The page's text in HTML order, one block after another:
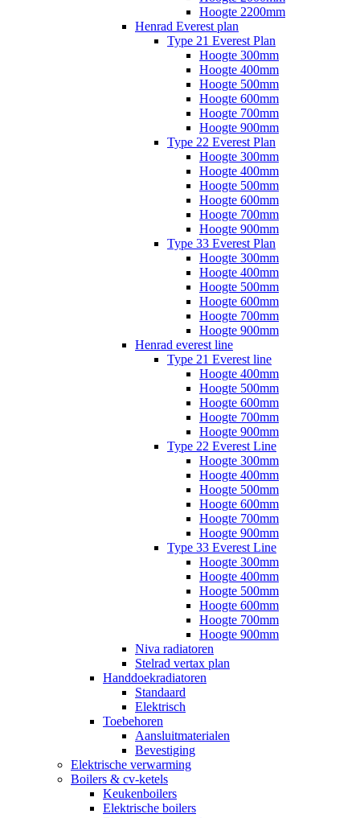
Hoogte 2200mm
Henrad Everest plan
Type 21 Everest Plan
Hoogte 300mm
Hoogte 400mm
Hoogte 500mm
Hoogte 600mm
Hoogte 700mm
Hoogte 900mm
Type 22 Everest Plan
Hoogte 300mm
Hoogte 400mm
Hoogte 500mm
Hoogte 600mm
Hoogte 700mm
Hoogte 900mm
Type 33 Everest Plan
Hoogte 300mm
Hoogte 400mm
Hoogte 500mm
Hoogte 600mm
Hoogte 700mm
Hoogte 900mm
Henrad everest line
Type 21 Everest line
Hoogte 400mm
Hoogte 500mm
Hoogte 600mm
Hoogte 700mm
Hoogte 900mm
Type 22 Everest Line
Hoogte 300mm
Hoogte 400mm
Hoogte 500mm
Hoogte 600mm
Hoogte 700mm
Hoogte 900mm
Type 33 Everest Line
Hoogte 300mm
Hoogte 400mm
Hoogte 500mm
Hoogte 600mm
Hoogte 700mm
Hoogte 900mm
Niva radiatoren
Stelrad vertax plan
Handdoekradiatoren
Standaard
Elektrisch
Toebehoren
Aansluitmaterialen
Bevestiging
Elektrische verwarming
Boilers & cv-ketels
Keukenboilers
Elektrische boilers